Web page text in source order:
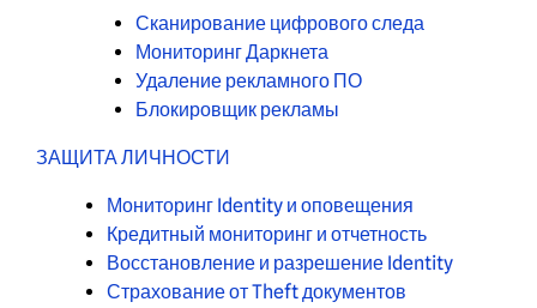
Сканирование цифрового следа
Мониторинг Даркнета
Удаление рекламного ПО
Блокировщик рекламы
ЗАЩИТА ЛИЧНОСТИ
Мониторинг Identity и оповещения
Кредитный мониторинг и отчетность
Восстановление и разрешение Identity
Страхование от Theft документов